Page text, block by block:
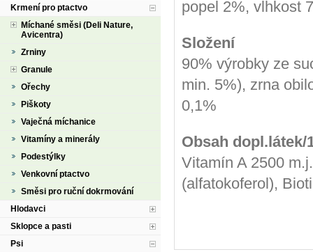
popel 2%, vlhkost
Složení
90% výrobky ze
min. 5%), zrna
0,1%
Obsah dopl.látek/
Vitamín A 2500
(alfatokoferol),
Krmení pro ptactvo
Míchané směsi (Deli Nature,
Avicentra)
Zrniny
Granule
Ořechy
Piškoty
Vaječná míchanice
Vitamíny a minerály
Podestýlky
Venkovní ptactvo
Směsi pro ruční dokrmování
Hlodavci
Sklopce a pasti
Psi